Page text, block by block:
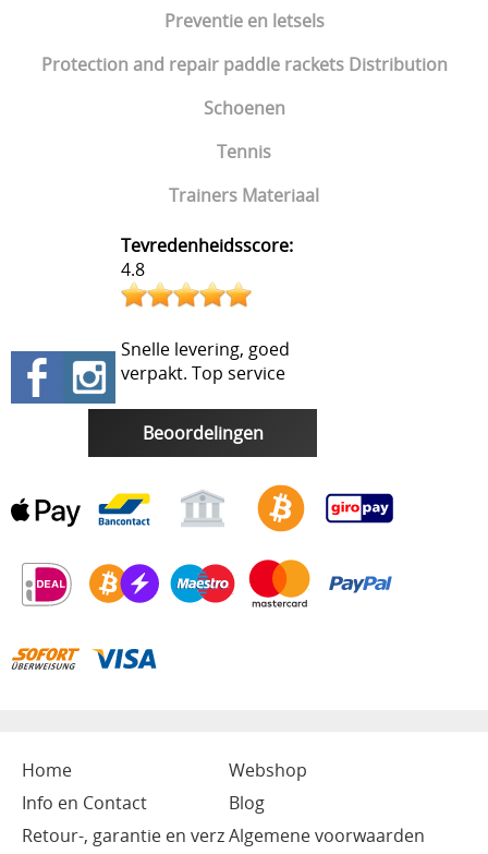
Preventie en letsels
Protection and repair paddle rackets Distribution
Schoenen
Tennis
Trainers Materiaal
Tevredenheidsscore:
4.8
Snelle levering, goed
verpakt. Top service
Beoordelingen
Home
Webshop
Info en Contact
Blog
Retour-, garantie en verzAlgemene voorwaarden